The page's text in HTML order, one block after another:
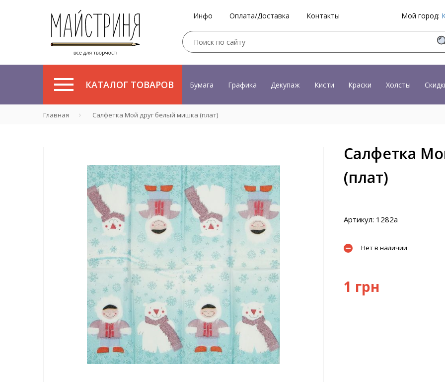
Инфо Оплата/Доставка Контакты Мой город:
КАТАЛОГ ТОВАРОВ Бумага Графика Декупаж Кисти Краски Холсты
Главная Салфетка Мой друг белый мишка (плат)
Салфетка
(плат)
Артикул: 1282a
Нет в наличии
1 грн